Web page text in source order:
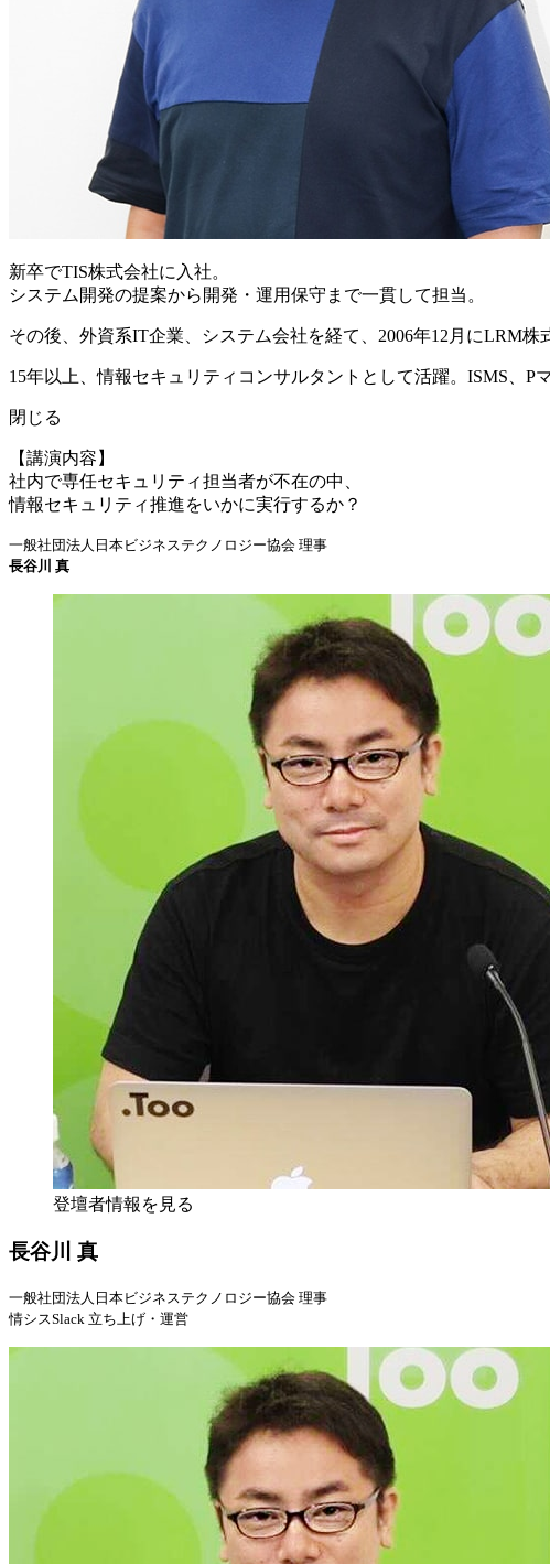
新卒でTIS株式会社に入社。
システム開発の提案から開発・運用保守まで一貫して担当。
その後、外資系IT企業、システム会社を経て、2006年12月にLRM株
15年以上、情報セキュリティコンサルタントとして活躍。ISMS、P
閉じる
【講演内容】
社内で専任セキュリティ担当者が不在の中、
情報セキュリティ推進をいかに実行するか？
一般社団法人日本ビジネステクノロジー協会 理事
長谷川 真
登壇者情報を見る
長谷川 真
一般社団法人日本ビジネステクノロジー協会 理事
情シスSlack 立ち上げ・運営